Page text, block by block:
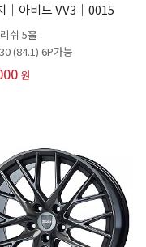
│아비드 VV3│0015
쉬 5홀
(84.1) 6P가능
원